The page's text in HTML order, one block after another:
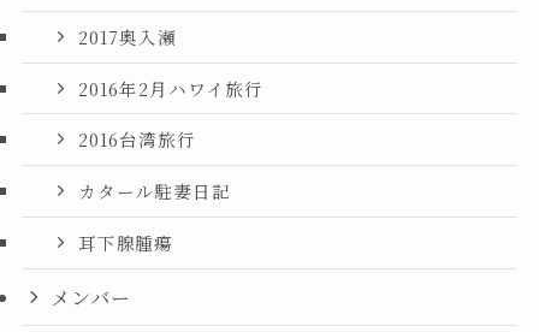
2017奥入瀬
2016年2月ハワイ旅行
2016台湾旅行
カタール駐妻日記
耳下腺腫瘍
メンバー